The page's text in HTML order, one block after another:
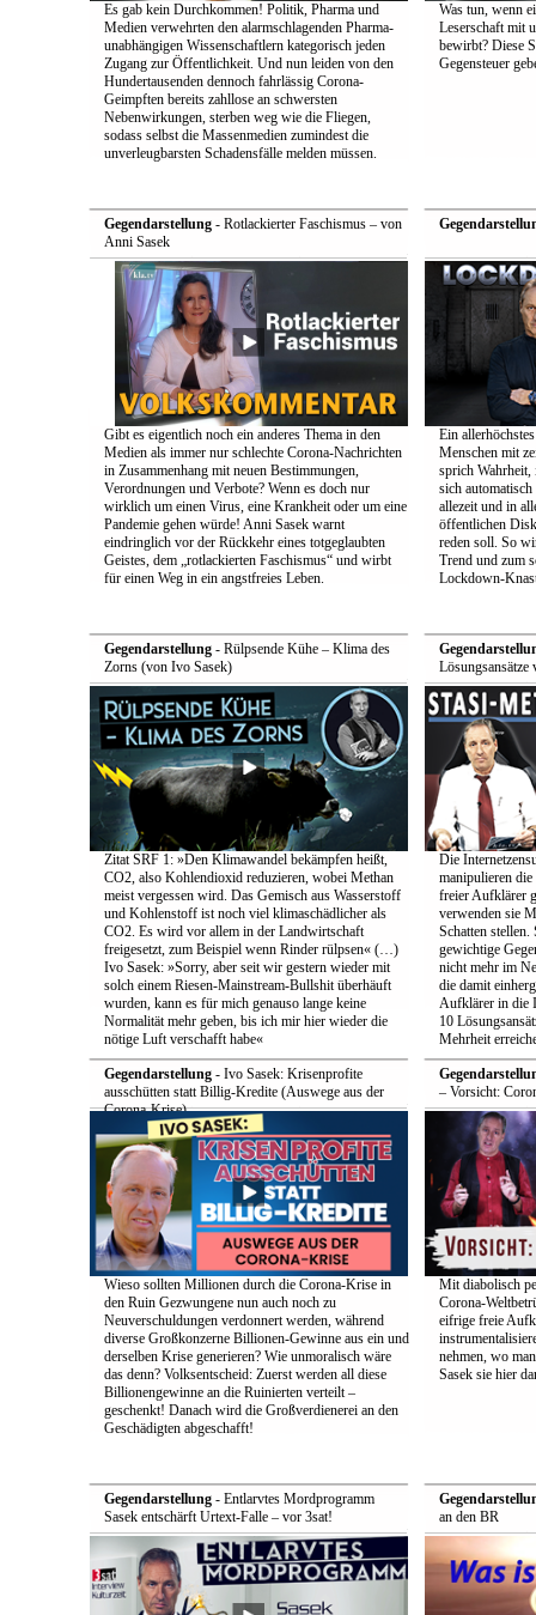
Es gab kein Durchkommen! Politik, Pharma und
Medien verwehrten den alarmschlagenden Pharma-
unabhängigen Wissenschaftlern kategorisch jeden
Zugang zur Öffentlichkeit. Und nun leiden von den
Hundertausenden dennoch fahrlässig Corona-
Geimpften bereits zahllose an schwersten
Nebenwirkungen, sterben weg wie die Fliegen,
sodass selbst die Massenmedien zumindest die
unverleugbarsten Schadensfälle melden müssen.
Was tun, wenn
Leserschaft mit
bewirbt? Diese
Gegensteuer
Gegendarstellung- Rotlackierter Faschismus – von
Anni Sasek
Gibt es eigentlich noch ein anderes Thema in den
Medien als immer nur schlechte Corona-Nachrichten
in Zusammenhang mit neuen Bestimmungen,
Verordnungen und Verbote? Wenn es doch nur
wirklich um einen Virus, eine Krankheit oder um eine
Pandemie gehen würde! Anni Sasek warnt
eindringlich vor der Rückkehr eines totgeglaubten
Geistes, dem „rotlackierten Faschismus“ und wirbt
für einen Weg in ein angstfreies Leben.
Ein
Menschen mit
sprich Wahrheit,
sich
allezeit und in
öffentlichen
reden soll. So
Trend und zum
Lockdown-
Gegendarstellung- Rülpsende Kühe – Klima des
Zorns (von Ivo Sasek)
Zitat SRF 1: »Den Klimawandel bekämpfen heißt,
CO2, also Kohlendioxid reduzieren, wobei Methan
meist vergessen wird. Das Gemisch aus Wasserstoff
und Kohlenstoff ist noch viel klimaschädlicher als
CO2. Es wird vor allem in der Landwirtschaft
freigesetzt, zum Beispiel wenn Rinder rülpsen« (…)
Ivo Sasek: »Sorry, aber seit wir gestern wieder mit
solch einem Riesen-Mainstream-Bullshit überhäuft
wurden, kann es für mich genauso lange keine
Normalität mehr geben, bis ich mir hier wieder die
nötige Luft verschafft habe«
Lösungsansätze
Die
manipulieren die
freier Aufklärer
verwenden sie
Schatten
gewichtige
nicht mehr im
die damit
Aufklärer in die
10
Mehrheit
Gegendarstellung- Ivo Sasek: Krisenprofite
ausschütten statt Billig-Kredite (Auswege aus der
Corona-Krise)
Wieso sollten Millionen durch die Corona-Krise in
den Ruin Gezwungene nun auch noch zu
Neuverschuldungen verdonnert werden, während
diverse Großkonzerne Billionen-Gewinne aus ein und
derselben Krise generieren? Wie unmoralisch wäre
das denn? Volksentscheid: Zuerst werden all diese
Billionengewinne an die Ruinierten verteilt –
geschenkt! Danach wird die Großverdienerei an den
Geschädigten abgeschafft!
– Vorsicht:
Mit diabolisch
Corona-
eifrige freie
nehmen, wo
Sasek sie hier
Gegendarstellung- Entlarvtes Mordprogramm
Sasek entschärft Urtext-Falle – vor 3sat!
an den BR